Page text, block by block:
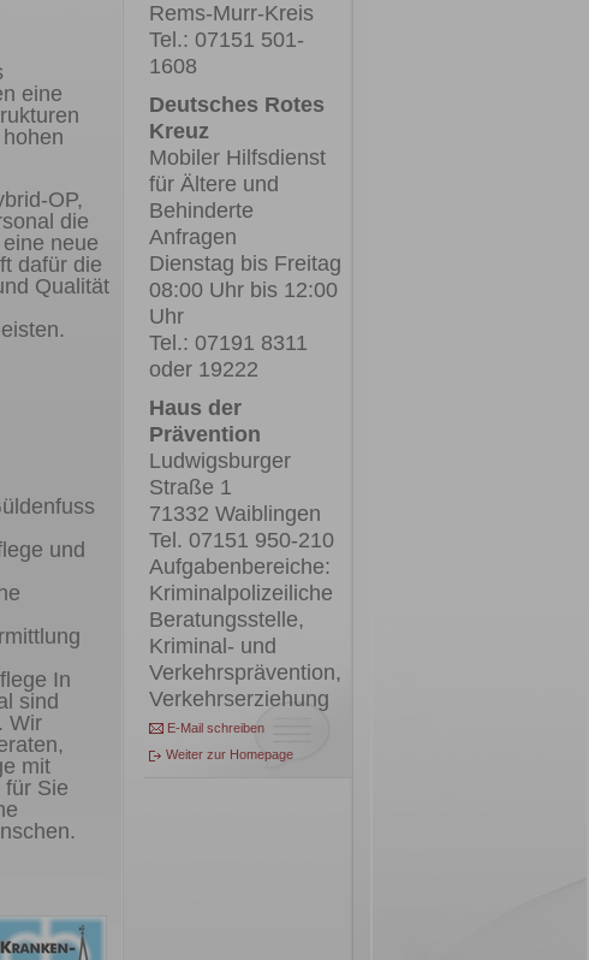
eine
OP,
die
neue
dafür die
Qualität
und
In
sind
Wir
mit
für Sie
Rems-Murr-Kreis
Tel.: 07151 501-
1608
Deutsches Rotes
Kreuz
Mobiler Hilfsdienst
für Ältere und
Behinderte
Anfragen
Dienstag bis Freitag
08:00 Uhr bis 12:00
Uhr
Tel.: 07191 8311
oder 19222
Haus der
Prävention
Ludwigsburger
Straße 1
71332 Waiblingen
Tel. 07151 950-210
Aufgabenbereiche:
Kriminalpolizeiliche
Beratungsstelle,
Kriminal- und
Verkehrsprävention,
Verkehrserziehung
E-Mail schreiben
Weiter zur Homepage